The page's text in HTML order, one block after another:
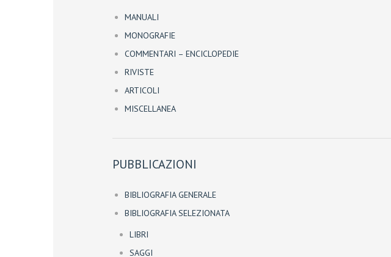
MANUALI
MONOGRAFIE
COMMENTARI – ENCICLOPEDIE
RIVISTE
ARTICOLI
MISCELLANEA
PUBBLICAZIONI
BIBLIOGRAFIA GENERALE
BIBLIOGRAFIA SELEZIONATA
LIBRI
SAGGI